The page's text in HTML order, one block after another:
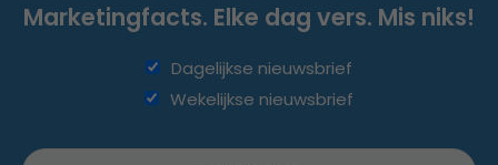
Marketingfacts. Elke dag vers. Mis niks!
Dagelijkse nieuwsbrief
Wekelijkse nieuwsbrief